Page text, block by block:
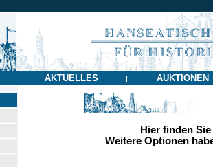
AKTUELLES | AUKTIONEN
Hier finden
Weitere Optionen